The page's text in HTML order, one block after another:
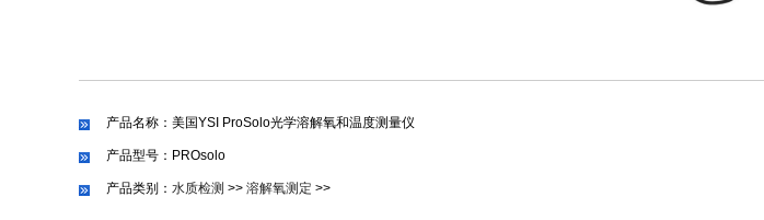
产品名称：美国YSI ProSolo光学溶解氧和温度测量仪
产品型号：PROsolo
产品类别： 水质检测 >> 溶解氧测定 >>